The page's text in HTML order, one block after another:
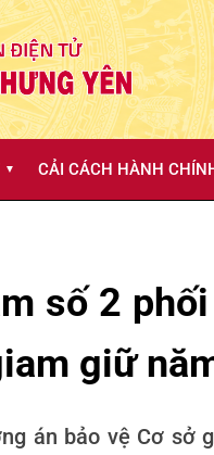
▼ CẢI CÁCH HÀNH
số 2
giữ
án bảo vệ Cơ sở